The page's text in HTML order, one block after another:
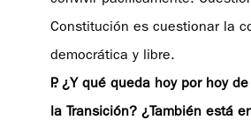
Constitución es cuestionar la
democrática y libre.
P. ¿Y qué queda hoy por hoy
la Transición? ¿También está